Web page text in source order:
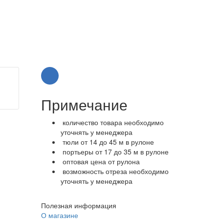
Примечание
количество товара необходимо
уточнять у менеджера
тюли от 14 до 45 м в рулоне
портьеры от 17 до 35 м в рулоне
оптовая цена от рулона
возможность отреза необходимо
уточнять у менеджера
Полезная информация
О магазине